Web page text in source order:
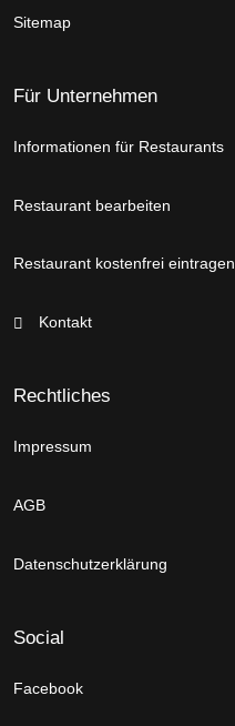
Sitemap
Für Unternehmen
Informationen für Restaurants
Restaurant bearbeiten
Restaurant kostenfrei eintragen
Kontakt
Rechtliches
Impressum
AGB
Datenschutzerklärung
Social
Facebook